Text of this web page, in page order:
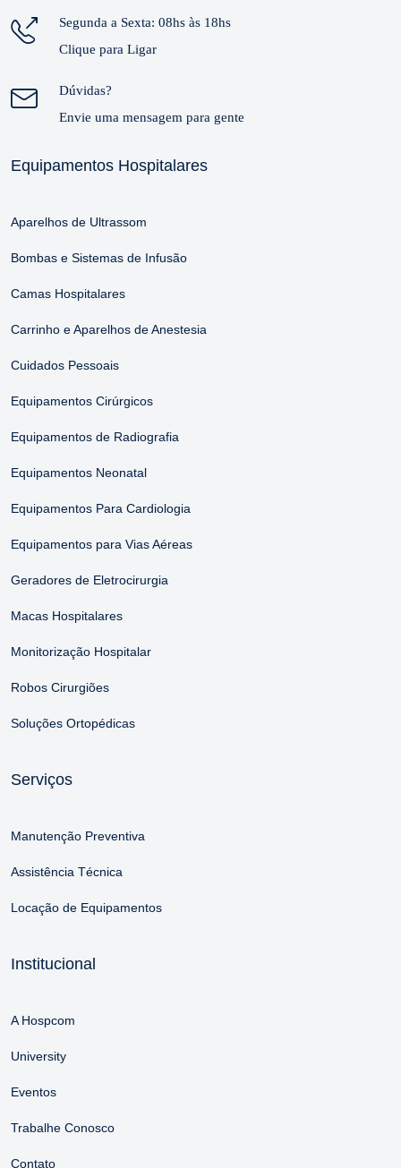
Segunda a Sexta: 08hs às 18hs
Clique para Ligar
Dúvidas?
Envie uma mensagem para gente
Equipamentos Hospitalares
Aparelhos de Ultrassom
Bombas e Sistemas de Infusão
Camas Hospitalares
Carrinho e Aparelhos de Anestesia
Cuidados Pessoais
Equipamentos Cirúrgicos
Equipamentos de Radiografia
Equipamentos Neonatal
Equipamentos Para Cardiologia
Equipamentos para Vias Aéreas
Geradores de Eletrocirurgia
Macas Hospitalares
Monitorização Hospitalar
Robos Cirurgiões
Soluções Ortopédicas
Serviços
Manutenção Preventiva
Assistência Técnica
Locação de Equipamentos
Institucional
A Hospcom
University
Eventos
Trabalhe Conosco
Contato